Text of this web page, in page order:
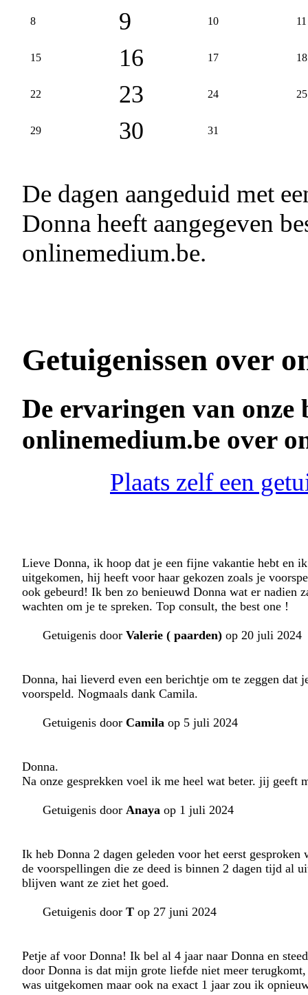
8 9 10 11
15 16 17 18
22 23 24 25
29 30 31
De dagen aangeduid met
Donna heeft aangegeven
onlinemedium.be.
Getuigenissen over
De ervaringen van onze
onlinemedium.be over
Plaats zelf een
Lieve Donna, ik hoop dat je een fijne vakantie hebt en
uitgekomen, hij heeft voor haar gekozen zoals je
ook gebeurd! Ik ben zo benieuwd Donna wat er nadien
wachten om je te spreken. Top consult, the best one !
Getuigenis door Valerie ( paarden) op 20 juli 2024
Donna, hai lieverd even een berichtje om te zeggen
voorspeld. Nogmaals dank Camila.
Getuigenis door Camila op 5 juli 2024
Donna.
Na onze gesprekken voel ik me heel wat beter. jij
Getuigenis door Anaya op 1 juli 2024
Ik heb Donna 2 dagen geleden voor het eerst
de voorspellingen die ze deed is binnen 2 dagen tijd al
blijven want ze ziet het goed.
Getuigenis door T op 27 juni 2024
Petje af voor Donna! Ik bel al 4 jaar naar Donna en
door Donna is dat mijn grote liefde niet meer
was uitgekomen maar ook na exact 1 jaar zou ik